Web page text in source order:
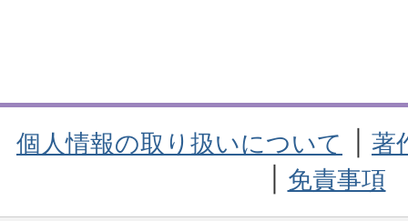
個人情報の取り扱いについて
著
免責事項